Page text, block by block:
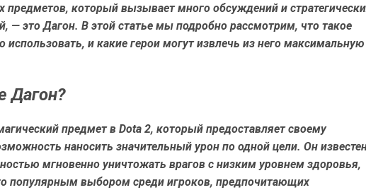
предметов, который вызывает много обсуждений и
— это Дагон. В этой статье мы подробно рассмотрим, что такое
использовать, и какие герои могут извлечь из него максимальную
Дагон?
предмет в Dota 2, который предоставляет своему
наносить значительный урон по одной цели. Он
мгновенно уничтожать врагов с низким уровнем здоровья,
популярным выбором среди игроков, предпочитающих